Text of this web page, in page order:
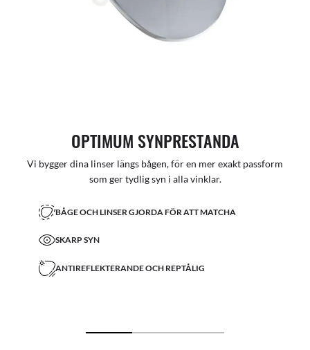
OPTIMUM SYNPRESTANDA
Vi bygger dina linser längs bågen, för en mer exakt passform
som ger tydlig syn i alla vinklar.
BÅGE OCH LINSER GJORDA FÖR ATT MATCHA
SKARP SYN
ANTIREFLEKTERANDE OCH REPTÅLIG